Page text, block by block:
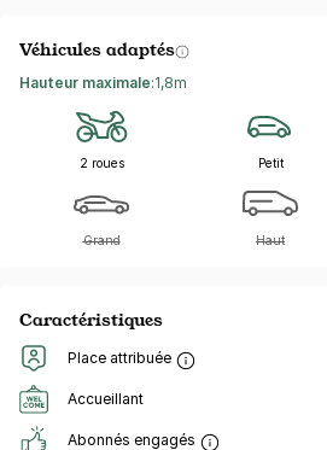
Véhicules adaptés
Hauteur maximale:1,8m
2 roues Petit
Grand Haut
Caractéristiques
Place attribuée
Accueillant
Abonnés engagés